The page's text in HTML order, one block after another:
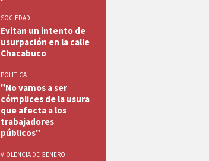
SOCIEDAD
Evitan un intento de
usurpación en la calle
Chacabuco
POLITICA
"No vamos a ser
cómplices de la usura
que afecta a los
trabajadores
públicos"
VIOLENCIA DE GENERO